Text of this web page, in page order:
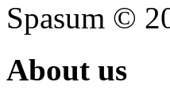
Spasum ©
About us